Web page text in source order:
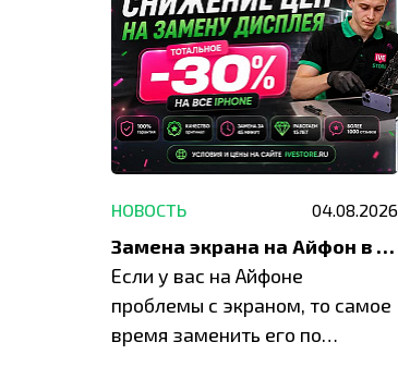
НОВОСТЬ 04.08.2026
Замена экрана на Айфон в Москве и Балашихе
Если у вас на Айфоне
проблемы с экраном, то самое
время заменить его по